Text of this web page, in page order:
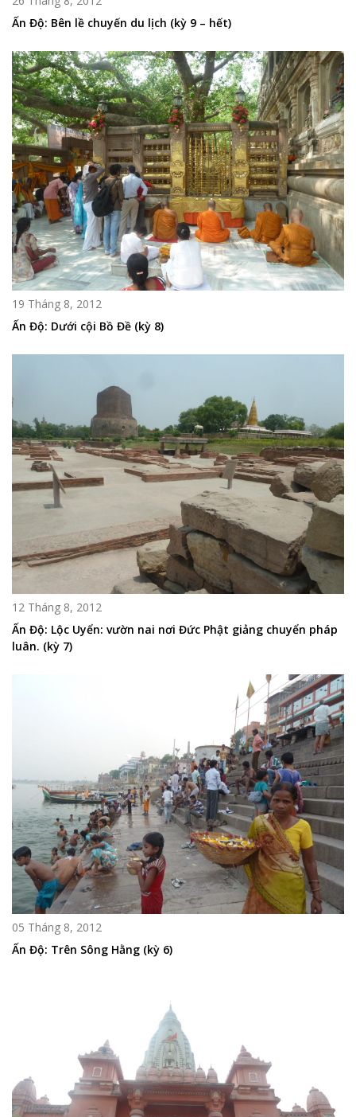
Ấn Độ: Bên lề chuyến du lịch (kỳ 9 – hết)
19 Tháng 8, 2012
Ấn Độ: Dưới cội Bồ Đề (kỳ 8)
12 Tháng 8, 2012
Ấn Độ: Lộc Uyển: vườn nai nơi Đức Phật giảng chuyển pháp
luân. (kỳ 7)
05 Tháng 8, 2012
Ấn Độ: Trên Sông Hằng (kỳ 6)